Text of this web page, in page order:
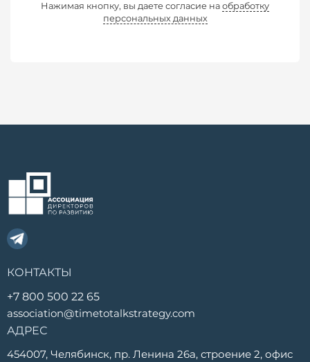
Нажимая кнопку, вы даете согласие на обработку
персональных данных
КОНТАКТЫ
+7 800 500 22 65
association@timetotalkstrategy.com
АДРЕС
454007, Челябинск, пр. Ленина 26а, строение 2, офис